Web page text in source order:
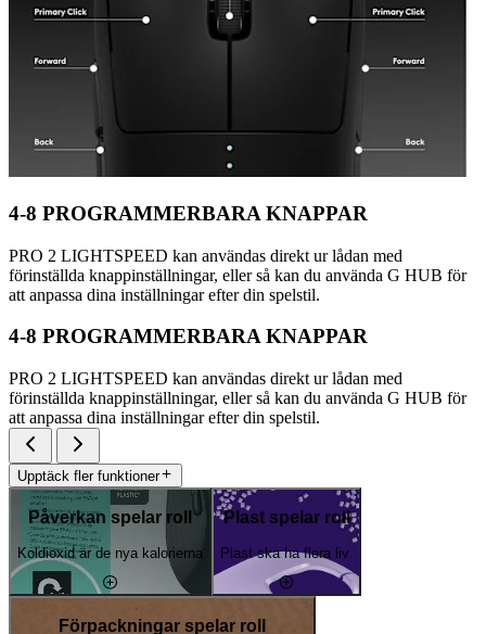
4-8 PROGRAMMERBARA KNAPPAR
PRO 2 LIGHTSPEED kan användas direkt ur lådan med
förinställda knappinställningar, eller så kan du använda G HUB för
att anpassa dina inställningar efter din spelstil.
4-8 PROGRAMMERBARA KNAPPAR
PRO 2 LIGHTSPEED kan användas direkt ur lådan med
förinställda knappinställningar, eller så kan du använda G HUB för
att anpassa dina inställningar efter din spelstil.
Upptäck fler funktioner
Påverkan spelar roll
Koldioxid är de nya kalorierna
Plast spelar roll
Plast ska ha flera liv.
Förpackningar spelar roll